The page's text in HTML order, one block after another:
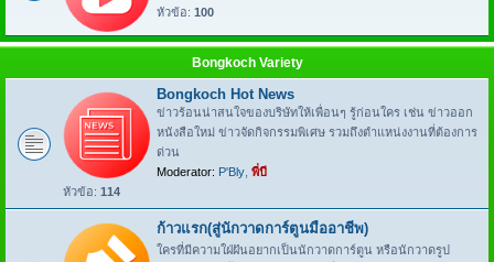
หัวข้อ: 100
Bongkoch Variety
Bongkoch Hot News
ข่าวร้อนน่าสนใจของบริษัทให้เพื่อนๆ รู้ก่อนใคร เช่น ข่าวออก
หนังสือใหม่ ข่าวจัดกิจกรรมพิเศษ รวมถึงตำแหน่งงานที่ต้องการ
ด่วน
Moderator: P'Bly พี่บี
หัวข้อ: 114
ก้าวแรก(สู่นักวาดการ์ตูนมืออาชีพ)
ใครที่มีความใฝ่ฝันอยากเป็นนักวาดการ์ตูน หรือนักวาดรูป